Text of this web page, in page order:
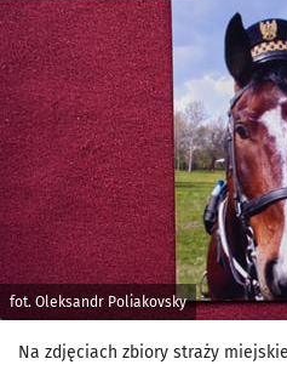
fot. Oleksandr Poliakovsky
Na zdjęciach zbiory straży